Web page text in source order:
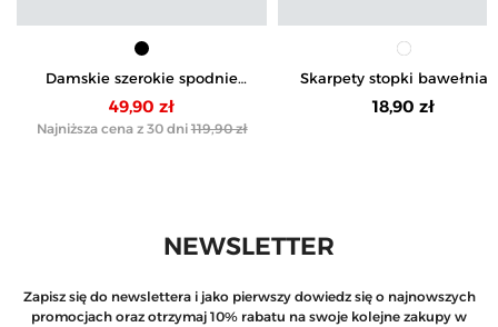
Damskie szerokie spodnie
lniane z wysokim stanem
49,90 zł
Najniższa cena z 30 dni 119,90 zł
Skarpety stopki
męskie białe 3-pak
18,90 zł
NEWSLETTER
Zapisz się do newslettera i jako pierwszy dowiedz się o najnowszych
promocjach oraz otrzymaj 10% rabatu na swoje kolejne zakupy w